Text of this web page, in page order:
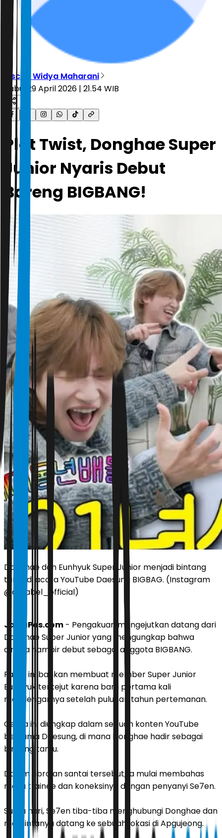
Sischa Widya Maharani
Rabu, 29 April 2026 | 21.54 WIB
Plot Twist, Donghae Super
Junior Nyaris Debut
Bareng BIGBANG!
Donghae dan Eunhyuk Super Junior menjadi bintang
tamu di acara YouTube Daesung BIGBAG. (Instagram
@d_label_official)
JawaPos.com - Pengakuan mengejutkan datang dari
Donghae Super Junior yang mengungkap bahwa
dirinya hampir debut sebagai anggota BIGBANG.
Fakta ini bahkan membuat member Super Junior
Eunhyuk terkejut karena baru pertama kali
mendengarnya setelah puluhan tahun pertemanan.
Cerita ini diungkap dalam sebuah konten YouTube
bersama Daesung, di mana Donghae hadir sebagai
bintang tamu.
Dalam obrolan santai tersebut, ia mulai membahas
masa trainee dan koneksinya dengan penyanyi Se7en.
Suatu hari, Se7en tiba-tiba menghubungi Donghae dan
memintanya datang ke sebuah lokasi di Apgujeong.